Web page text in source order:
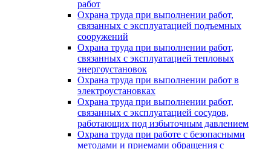
работ
Охрана труда при выполнении работ,
связанных с эксплуатацией подъемных
сооружений
Охрана труда при выполнении работ,
связанных с эксплуатацией тепловых
энергоустановок
Охрана труда при выполнении работ в
электроустановках
Охрана труда при выполнении работ,
связанных с эксплуатацией сосудов,
работающих под избыточным давлением
Охрана труда при работе с безопасными
методами и приемами обращения с